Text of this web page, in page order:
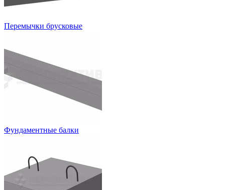
Перемычки брусковые
Фундаментные балки